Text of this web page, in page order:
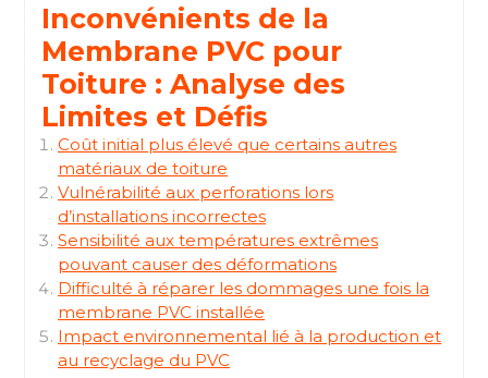
Inconvénients de la
Membrane PVC pour
Toiture : Analyse des
Limites et Défis
Coût initial plus élevé que certains autres
matériaux de toiture
Vulnérabilité aux perforations lors
d’installations incorrectes
Sensibilité aux températures extrêmes
pouvant causer des déformations
Difficulté à réparer les dommages une fois la
membrane PVC installée
Impact environnemental lié à la production et
au recyclage du PVC